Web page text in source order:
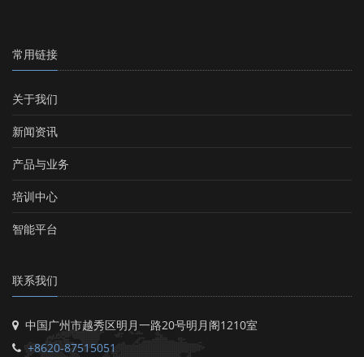
常用链接
关于我们
新闻资讯
产品与业务
培训中心
智能平台
联系我们
中国广州市越秀区明月一路20号明月阁1210室
+8620-87515051